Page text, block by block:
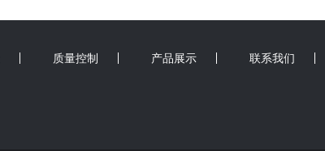
质量控制 产品展示 联系我们